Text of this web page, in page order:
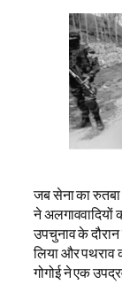
जब सेना का
ने अलगाववादियों
उपचुनाव के
लिया और
गोगोई ने एक